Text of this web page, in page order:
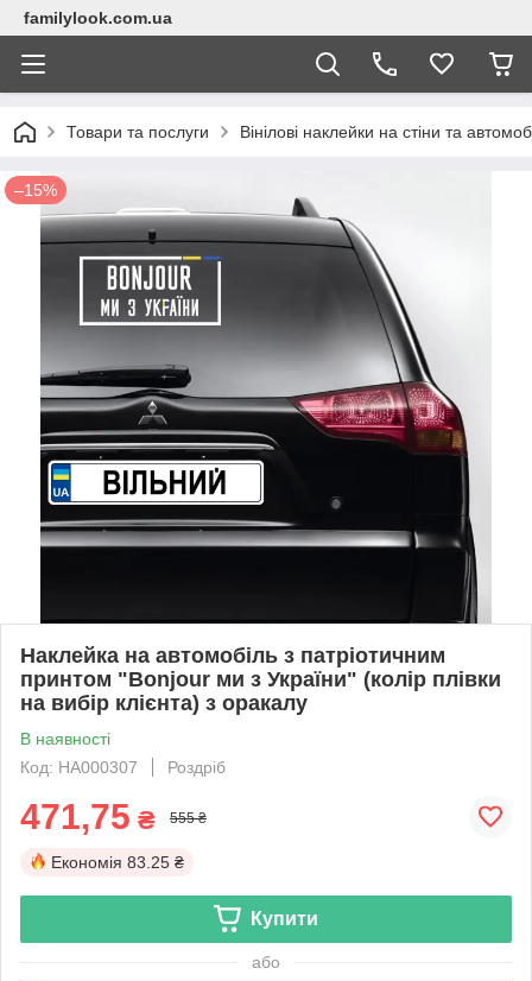
familylook.com.ua
Товари та послуги Вінілові наклейки на стіни та
–15%
Наклейка на автомобіль з патріотичним
принтом "Bonjour ми з України" (колір плівки
на вибір клієнта) з оракалу
В наявності
Код: НА000307
Роздріб
471,75 ₴ 555 ₴
Економія 83.25 ₴
Купити
або